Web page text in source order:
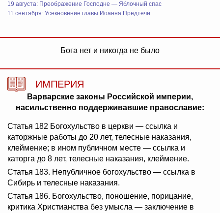
19 августа: Преображение Господне — Яблочный спас
11 сентября: Усекновение главы Иоанна Предтечи
Бога нет и никогда не было
ИМПЕРИЯ
Варварские законы Российской империи,
насильственно поддерживавшие православие:
Статья 182 Богохульство в церкви — ссылка и
каторжные работы до 20 лет, телесные наказания,
клеймение; в ином публичном месте — ссылка и
каторга до 8 лет, телесные наказания, клеймение.
Статья 183. Непубличное богохульство — ссылка в
Сибирь и телесные наказания.
Статья 186. Богохульство, поношение, порицание,
критика Христианства без умысла — заключение в